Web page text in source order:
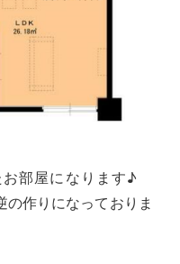
お部屋になります♪
の作りになっておりま